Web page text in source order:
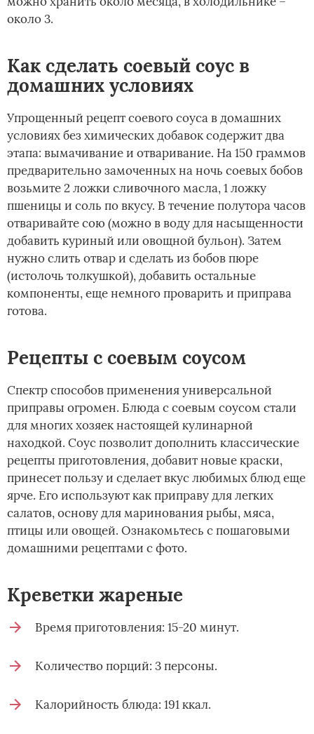
около 3.
Как сделать соевый соус в
домашних условиях
Упрощенный рецепт соевого соуса в домашних
условиях без химических добавок содержит два
этапа: вымачивание и отваривание. На 150 граммов
предварительно замоченных на ночь соевых бобов
возьмите 2 ложки сливочного масла, 1 ложку
пшеницы и соль по вкусу. В течение полутора часов
отваривайте сою (можно в воду для насыщенности
добавить куриный или овощной бульон). Затем
нужно слить отвар и сделать из бобов пюре
(истолочь толкушкой), добавить остальные
компоненты, еще немного проварить и приправа
готова.
Рецепты с соевым соусом
Спектр способов применения универсальной
приправы огромен. Блюда с соевым соусом стали
для многих хозяек настоящей кулинарной
находкой. Соус позволит дополнить классические
рецепты приготовления, добавит новые краски,
принесет пользу и сделает вкус любимых блюд еще
ярче. Его используют как приправу для легких
салатов, основу для маринования рыбы, мяса,
птицы или овощей. Ознакомьтесь с пошаговыми
домашними рецептами с фото.
Креветки жареные
Время приготовления: 15-20 минут.
Количество порций: 3 персоны.
Калорийность блюда: 191 ккал.